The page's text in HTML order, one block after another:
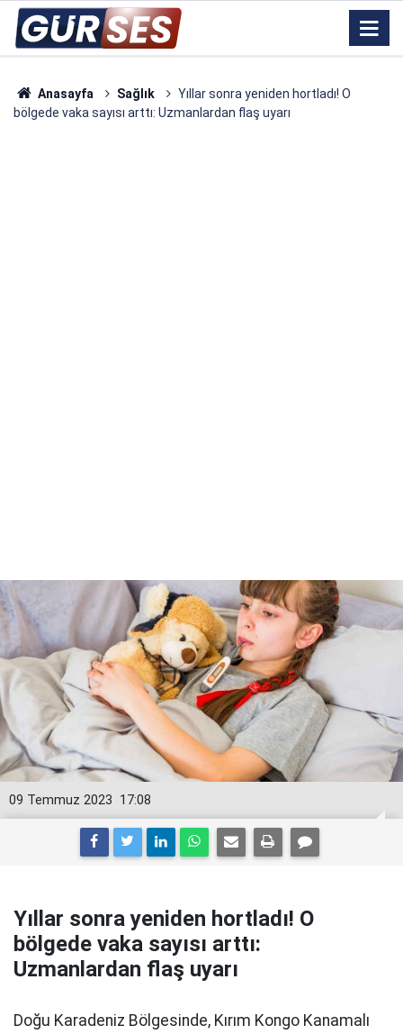
Anasayfa Sağlık
Yıllar sonra yeniden hortladı! O
bölgede vaka sayısı arttı: Uzmanlardan flaş uyarı
17:08
09 Temmuz 2023
Yıllar sonra yeniden hortladı! O
bölgede vaka sayısı arttı:
Uzmanlardan flaş uyarı
Doğu Karadeniz Bölgesinde, Kırım Kongo Kanamalı